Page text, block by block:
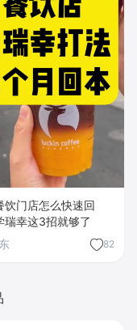
饮门店怎么快速回
瑞幸这3招就够了
82